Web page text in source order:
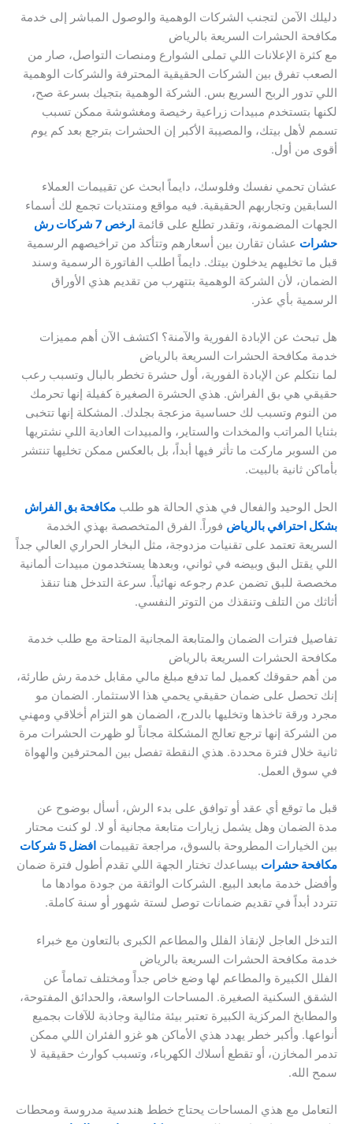
دليلك الآمن لتجنب الشركات الوهمية والوصول المباشر إلى خدمة
مكافحة الحشرات السريعة بالرياض
مع كثرة الإعلانات اللي تملى الشوارع ومنصات التواصل، صار من
الصعب تفرق بين الشركات الحقيقية المحترفة والشركات الوهمية
اللي تدور الربح السريع بس. الشركة الوهمية بتجيك بسرعة صح،
لكنها بتستخدم مبيدات زراعية رخيصة ومغشوشة ممكن تسبب
تسمم لأهل بيتك، والمصيبة الأكبر إن الحشرات بترجع بعد كم يوم
أقوى من أول.
عشان تحمي نفسك وفلوسك، دايماً ابحث عن تقييمات العملاء
السابقين وتجاربهم الحقيقية. فيه مواقع ومنتديات تجمع لك أسماء
الجهات المضمونة، وتقدر تطلع على قائمة
ارخص 7 شركات رش
حشرات عشان تقارن بين أسعارهم وتتأكد من تراخيصهم الرسمية
قبل ما تخليهم يدخلون بيتك. دايماً اطلب الفاتورة الرسمية وسند
الضمان، لأن الشركة الوهمية بتتهرب من تقديم هذي الأوراق
الرسمية بأي عذر.
هل تبحث عن الإبادة الفورية والآمنة؟ اكتشف الآن أهم مميزات
خدمة مكافحة الحشرات السريعة بالرياض
لما نتكلم عن الإبادة الفورية، أول حشرة تخطر بالبال وتسبب رعب
حقيقي هي بق الفراش. هذي الحشرة الصغيرة كفيلة إنها تحرمك
من النوم وتسبب لك حساسية مزعجة بجلدك. المشكلة إنها تتخبى
بثنايا المراتب والمخدات والستاير، والمبيدات العادية اللي نشتريها
من السوبر ماركت ما تأثر فيها أبداً، بل بالعكس ممكن تخليها تنتشر
بأماكن ثانية بالبيت.
الحل الوحيد والفعال في هذي الحالة هو طلب مكافحة بق الفراش
بشكل احترافي بالرياض فوراً. الفرق المتخصصة بهذي الخدمة
السريعة تعتمد على تقنيات مزدوجة، مثل البخار الحراري العالي جداً
اللي يقتل البق وبيضه في ثواني، وبعدها يستخدمون مبيدات ألمانية
مخصصة للبق تضمن عدم رجوعه نهائياً. سرعة التدخل هنا تنقذ
أثاثك من التلف وتنقذك من التوتر النفسي.
تفاصيل فترات الضمان والمتابعة المجانية المتاحة مع طلب خدمة
مكافحة الحشرات السريعة بالرياض
من أهم حقوقك كعميل لما تدفع مبلغ مالي مقابل خدمة رش طارئة،
إنك تحصل على ضمان حقيقي يحمي هذا الاستثمار. الضمان مو
مجرد ورقة تاخذها وتخليها بالدرج، الضمان هو التزام أخلاقي ومهني
من الشركة إنها ترجع تعالج المشكلة مجاناً لو ظهرت الحشرات مرة
ثانية خلال فترة محددة. هذي النقطة تفصل بين المحترفين والهواة
في سوق العمل.
قبل ما توقع أي عقد أو توافق على بدء الرش، أسأل بوضوح عن
مدة الضمان وهل يشمل زيارات متابعة مجانية أو لا. لو كنت محتار
بين الخيارات المطروحة بالسوق، مراجعة تقييمات
افضل 5 شركات
مكافحة حشرات بيساعدك تختار الجهة اللي تقدم أطول فترة ضمان
وأفضل خدمة مابعد البيع. الشركات الواثقة من جودة موادها ما
تتردد أبداً في تقديم ضمانات توصل لستة شهور أو سنة كاملة.
التدخل العاجل لإنقاذ الفلل والمطاعم الكبرى بالتعاون مع خبراء
خدمة مكافحة الحشرات السريعة بالرياض
الفلل الكبيرة والمطاعم لها وضع خاص جداً ومختلف تماماً عن
الشقق السكنية الصغيرة. المساحات الواسعة، والحدائق المفتوحة،
والمطابخ المركزية الكبيرة تعتبر بيئة مثالية وجاذبة للآفات بجميع
أنواعها. وأكبر خطر يهدد هذي الأماكن هو غزو الفئران اللي ممكن
تدمر المخازن، أو تقطع أسلاك الكهرباء، وتسبب كوارث حقيقية لا
سمح الله.
التعامل مع هذي المساحات يحتاج خطط هندسية مدروسة ومحطات